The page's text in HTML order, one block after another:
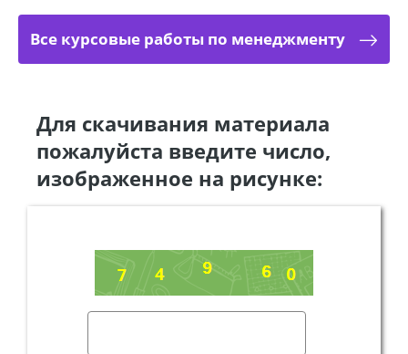
Все курсовые работы по менеджменту
Для скачивания материала
пожалуйста введите число,
изображенное на рисунке: